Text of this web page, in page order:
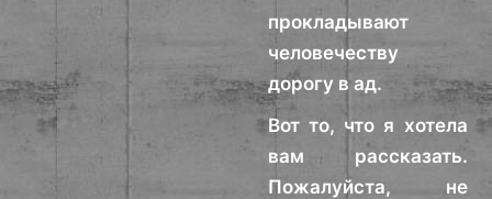
прокладывают
человечеству
дорогу в ад.
Вот то, что я хотела
вам рассказать.
Пожалуйста, не